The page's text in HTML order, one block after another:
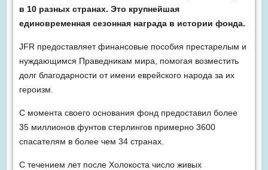
в 10 разных странах. Это крупнейшая
единовременная сезонная награда в истории фонда.
JFR предоставляет финансовые пособия престарелым и
нуждающимся Праведникам мира, помогая возместить
долг благодарности от имени еврейского народа за их
героизм.
С момента своего основания фонд предоставил более
35 миллионов фунтов стерлингов примерно 3600
спасателям в более чем 34 странах.
С течением лет после Холокоста число живых